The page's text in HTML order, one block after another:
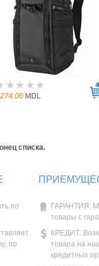
MDL
списка.
по
по
ГАРАНТИЯ:
товары с
КРЕДИТ:
товара на
кредитных